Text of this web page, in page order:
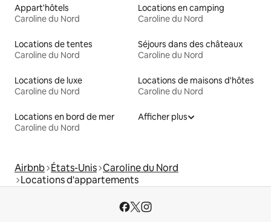
Appart'hôtels
Caroline du Nord
Locations en camping
Caroline du Nord
Locations de tentes
Caroline du Nord
Séjours dans des châteaux
Caroline du Nord
Locations de luxe
Caroline du Nord
Locations de maisons d'hôtes
Caroline du Nord
Locations en bord de mer
Caroline du Nord
Afficher plus
Airbnb États-Unis Caroline du Nord
Locations d'appartements